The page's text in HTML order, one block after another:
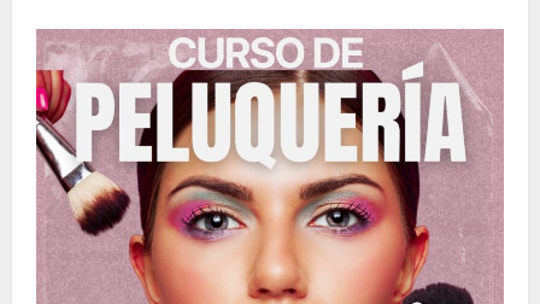
Material
del
Curso
Peluquería,
Maquillaje
y
Uñas